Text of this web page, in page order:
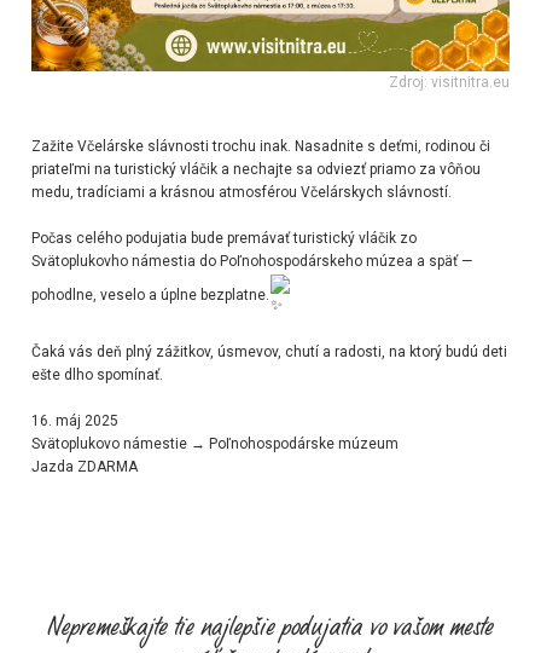
Zdroj: visitnitra.eu
Zažite Včelárske slávnosti trochu inak. Nasadnite s deťmi, rodinou či
priateľmi na turistický vláčik a nechajte sa odviezť priamo za vôňou
medu, tradíciami a krásnou atmosférou Včelárskych slávností.
Počas celého podujatia bude premávať turistický vláčik zo
Svätoplukovho námestia do Poľnohospodárskeho múzea a späť —
pohodlne, veselo a úplne bezplatne.
Čaká vás deň plný zážitkov, úsmevov, chutí a radosti, na ktorý budú deti
ešte dlho spomínať.
16. máj 2025
Svätoplukovo námestie → Poľnohospodárske múzeum
Jazda ZDARMA